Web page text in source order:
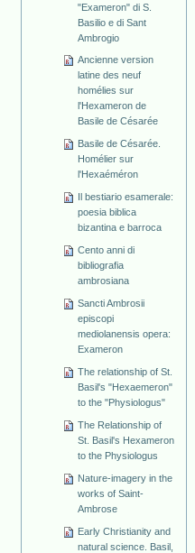
"Exameron" di S.
Basilio e di Sant
Ambrogio
Ancienne version
latine des neuf
homélies sur
l'Hexameron de
Basile de Césarée
Basile de Césarée.
Homélier sur
l'Hexaéméron
Il bestiario esamerale:
poesia biblica
bizantina e barroca
Cento anni di
bibliografia
ambrosiana
Sancti Ambrosii
episcopi
mediolanensis opera:
Exameron
The relationship of St.
Basil's "Hexaemeron"
to the "Physiologus"
The Relationship of
St. Basil's Hexameron
to the Physiologus
Nature-imagery in the
works of Saint-
Ambrose
Early Christianity and
natural science. Basil,